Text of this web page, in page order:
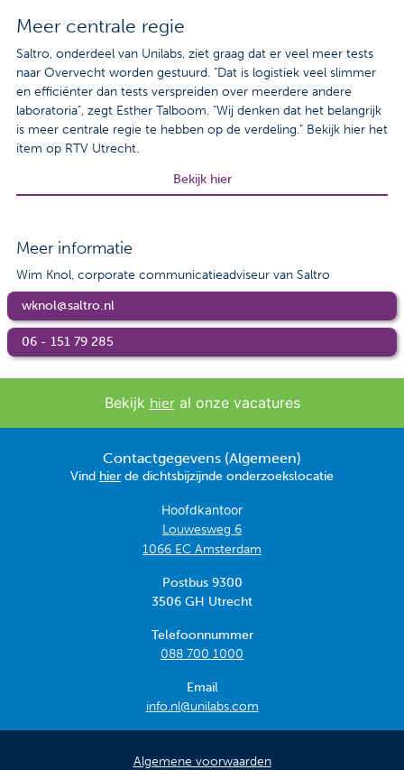
Meer centrale regie
Saltro, onderdeel van Unilabs, ziet graag dat er veel meer tests
naar Overvecht worden gestuurd. "Dat is logistiek veel slimmer
en efficiënter dan tests verspreiden over meerdere andere
laboratoria", zegt Esther Talboom. "Wij denken dat het belangrijk
is meer centrale regie te hebben op de verdeling." Bekijk hier het
item op RTV Utrecht.
Bekijk hier
Meer informatie
Wim Knol, corporate communicatieadviseur van Saltro
wknol@saltro.nl
06 - 151 79 285
Bekijk hieral onze vacatures
Contactgegevens (Algemeen)
Vind hier de dichtsbijzijnde onderzoekslocatie
Hoofdkantoor
Louwesweg 6
1066 EC Amsterdam
Postbus 9300
3506 GH Utrecht
Telefoonnummer
088 700 1000
Email
info.nl@unilabs.com
Algemene voorwaarden